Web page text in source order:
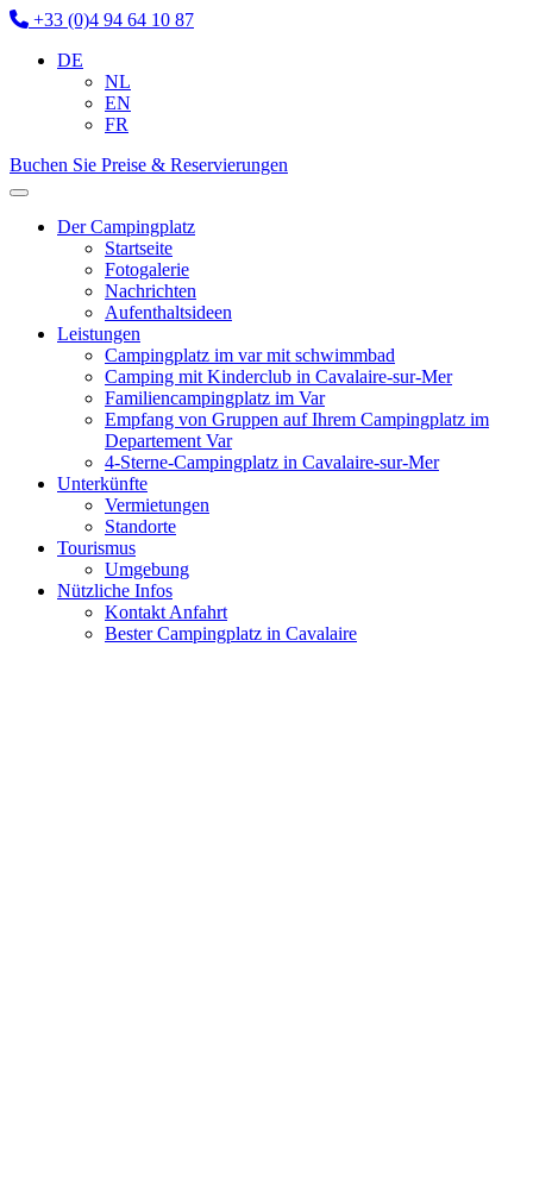
+33 (0)4 94 64 10 87
DE
NL
EN
FR
Buchen Sie Preise & Reservierungen
Der Campingplatz
Startseite
Fotogalerie
Nachrichten
Aufenthaltsideen
Leistungen
Campingplatz im var mit schwimmbad
Camping mit Kinderclub in Cavalaire-sur-Mer
Familiencampingplatz im Var
Empfang von Gruppen auf Ihrem Campingplatz im
Departement Var
4-Sterne-Campingplatz in Cavalaire-sur-Mer
Unterkünfte
Vermietungen
Standorte
Tourismus
Umgebung
Nützliche Infos
Kontakt Anfahrt
Bester Campingplatz in Cavalaire